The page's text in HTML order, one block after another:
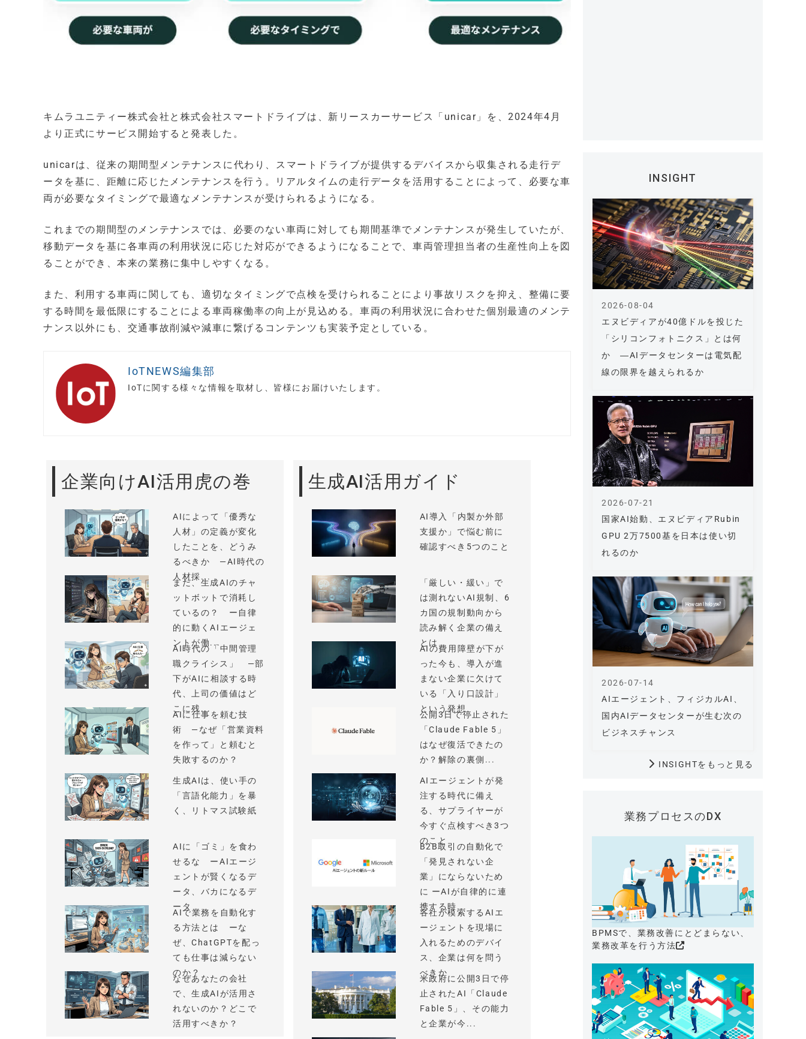
キムラユニティー株式会社と株式会社スマートドライブは、新リースカーサービス「unicar」を、2024年4月
より正式にサービス開始すると発表した。
unicarは、従来の期間型メンテナンスに代わり、スマートドライブが提供するデバイスから収集される走行デ
ータを基に、距離に応じたメンテナンスを行う。リアルタイムの走行データを活用することによって、必要な車
両が必要なタイミングで最適なメンテナンスが受けられるようになる。
これまでの期間型のメンテナンスでは、必要のない車両に対しても期間基準でメンテナンスが発生していたが、
移動データを基に各車両の利用状況に応じた対応ができるようになることで、車両管理担当者の生産性向上を図
ることができ、本来の業務に集中しやすくなる。
また、利用する車両に関しても、適切なタイミングで点検を受けられることにより事故リスクを抑え、整備に要
する時間を最低限にすることによる車両稼働率の向上が見込める。車両の利用状況に合わせた個別最適のメンテ
ナンス以外にも、交通事故削減や減車に繋げるコンテンツも実装予定としている。
IoTNEWS編集部
IoTに関する様々な情報を取材し、皆様にお届けいたします。
企業向けAI活用虎の巻
AIによって「優秀な
人材」の定義が変化
したことを、どうみ
るべきか —AI時代の
人材採...
まだ、生成AIのチャ
ットボットで消耗し
ているの？ ー自律
的に動くAIエージェ
ントが働...
AI時代の「中間管理
職クライシス」 —部
下がAIに相談する時
代、上司の価値はど
こに残...
AIに仕事を頼む技
術 —なぜ「営業資料
を作って」と頼むと
失敗するのか？
生成AIは、使い手の
「言語化能力」を暴
く、リトマス試験紙
AIに「ゴミ」を食わ
せるな ーAIエージ
ェントが賢くなるデ
ータ、バカになるデ
ータ
AIで業務を自動化す
る方法とは ーな
ぜ、ChatGPTを配っ
ても仕事は減らない
のか？
なぜあなたの会社
で、生成AIが活用さ
れないのか？どこで
活用すべきか？
生成AI活用ガイド
AI導入「内製か外部
支援か」で悩む前に
確認すべき5つのこと
「厳しい・緩い」で
は測れないAI規制、6
カ国の規制動向から
読み解く企業の備え
とは
AIの費用障壁が下が
った今も、導入が進
まない企業に欠けて
いる「入り口設計」
という発想
公開3日で停止された
「Claude Fable 5」
はなぜ復活できたの
か？解除の裏側...
AIエージェントが発
注する時代に備え
る、サプライヤーが
今すぐ点検すべき3つ
のこと
B2B取引の自動化で
「発見されない企
業」にならないため
に ーAIが自律的に連
携する時...
各社が模索するAIエ
ージェントを現場に
入れるためのデバイ
ス、企業は何を問う
べきか
米政府に公開3日で停
止されたAI「Claude
Fable 5」、その能力
と企業が今...
INSIGHT
エヌビディアが40億ドルを投じた
「シリコンフォトニクス」とは何
か ―AIデータセンターは電気配
線の限界を越えられるか
2026-08-04
国家AI始動、エヌビディアRubin
GPU 2万7500基を日本は使い切
れるのか
2026-07-21
AIエージェント、フィジカルAI、
国内AIデータセンターが生む次の
ビジネスチャンス
2026-07-14
INSIGHTをもっと見る
業務プロセスのDX
BPMSで、業務改善にとどまらない、
業務改革を行う方法